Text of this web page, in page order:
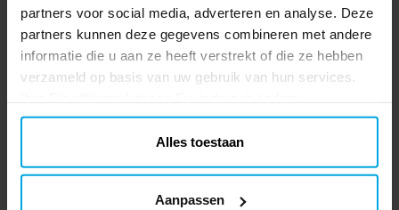
partners voor social media, adverteren en analyse. Deze
partners kunnen deze gegevens combineren met andere
informatie die u aan ze heeft verstrekt of die ze hebben
verzameld op basis van uw gebruik van hun services.
Alles toestaan
Aanpassen
Taartkaars blauw
metallic cijfer 0-9
€ 2,29
Heliumtank voor 20
ballonnen
€ 32,90